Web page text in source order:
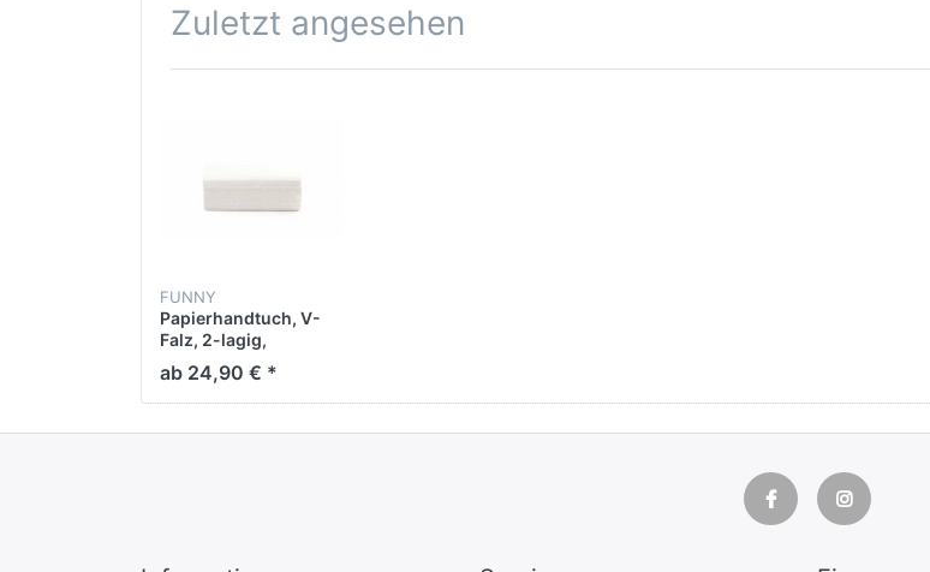
Zuletzt angesehen
FUNNY
Papierhandtuch, V-
Falz, 2-lagig,
hochweiß Zellstoff, 24
x 21 cm, 4.000 Blatt
ab 24,90 € *